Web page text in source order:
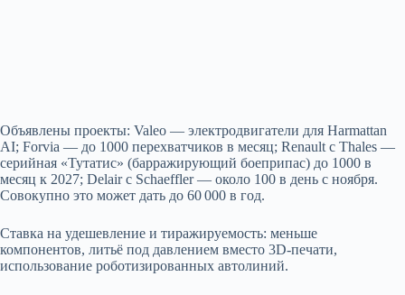
Объявлены проекты: Valeo — электродвигатели для Harmattan
AI; Forvia — до 1000 перехватчиков в месяц; Renault с Thales —
серийная «Тутатис» (барражирующий боеприпас) до 1000 в
месяц к 2027; Delair с Schaeffler — около 100 в день с ноября.
Совокупно это может дать до 60 000 в год.
Ставка на удешевление и тиражируемость: меньше
компонентов, литьё под давлением вместо 3D‑печати,
использование роботизированных автолиний.